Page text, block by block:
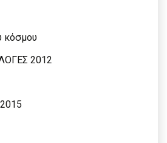
κόσμου
2012